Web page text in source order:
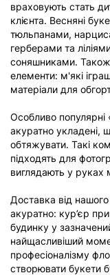
враховують стать
клієнта. Весняні
тюльпанами,
герберами та
соняшниками.
елементи: м'які
матеріали для
Особливо популярні
акуратно укладені,
обтяжувати. Такі
підходять для
виглядають у руках
Доставка від
акуратно: кур’єр
будинку у
найщасливіший
професіоналізму
створювати букети